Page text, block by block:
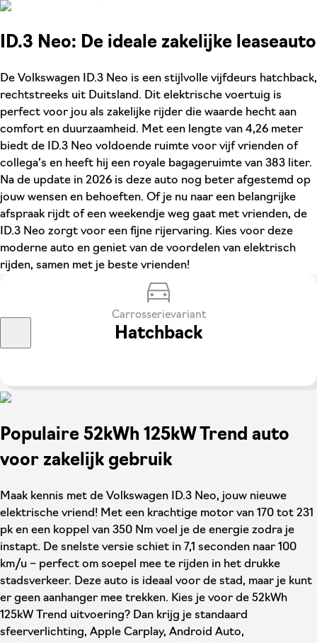
ID.3 Neo: De ideale zakelijke leaseauto
De Volkswagen ID.3 Neo is een stijlvolle vijfdeurs hatchback,
rechtstreeks uit Duitsland. Dit elektrische voertuig is
perfect voor jou als zakelijke rijder die waarde hecht aan
comfort en duurzaamheid. Met een lengte van 4,26 meter
biedt de ID.3 Neo voldoende ruimte voor vijf vrienden of
collega’s en heeft hij een royale bagageruimte van 383 liter.
Na de update in 2026 is deze auto nog beter afgestemd op
jouw wensen en behoeften. Of je nu naar een belangrijke
afspraak rijdt of een weekendje weg gaat met vrienden, de
ID.3 Neo zorgt voor een fijne rijervaring. Kies voor deze
moderne auto en geniet van de voordelen van elektrisch
rijden, samen met je beste vrienden!
Carrosserievariant
Hatchback
Populaire 52kWh 125kW Trend auto
voor zakelijk gebruik
Maak kennis met de Volkswagen ID.3 Neo, jouw nieuwe
elektrische vriend! Met een krachtige motor van 170 tot 231
pk en een koppel van 350 Nm voel je de energie zodra je
instapt. De snelste versie schiet in 7,1 seconden naar 100
km/u – perfect om soepel mee te rijden in het drukke
stadsverkeer. Deze auto is ideaal voor de stad, maar je kunt
er geen aanhanger mee trekken. Kies je voor de 52kWh
125kW Trend uitvoering? Dan krijg je standaard
sfeerverlichting, Apple Carplay, Android Auto,